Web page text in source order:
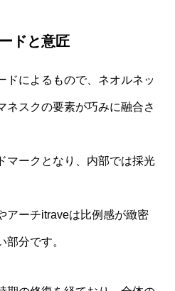
ドと意匠
ドによるもので、ネオルネッ
ネスクの要素が巧みに融合さ
マークとなり、内部では採光
アーチitraveは比例感が緻密
分です。